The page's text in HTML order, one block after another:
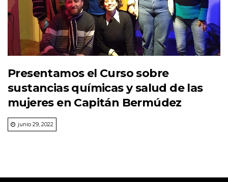
Presentamos el Curso sobre
sustancias químicas y salud de las
mujeres en Capitán Bermúdez
junio 29, 2022